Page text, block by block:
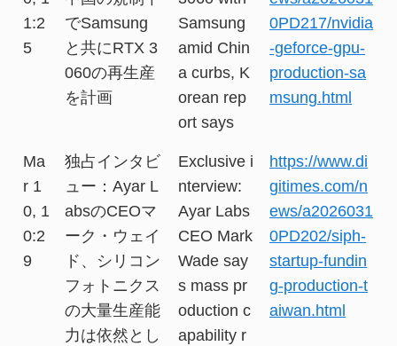
1:2
5
でSamsung
と共にRTX 3
060の再生産
を計画
Samsung
amid Chin
a curbs, K
orean rep
ort says
0PD217/nvidia
-geforce-gpu-
production-sa
msung.html
Ma
r 1
0, 1
0:2
9
独占インタビ
ュー：Ayar L
absのCEOマ
ーク・ウェイ
ド、シリコン
フォトニクス
の大量生産能
力は依然とし
Exclusive i
nterview:
Ayar Labs
CEO Mark
Wade say
s mass pr
oduction c
apability r
https://www.di
gitimes.com/n
ews/a2026031
0PD202/siph-
startup-fundin
g-production-t
aiwan.html